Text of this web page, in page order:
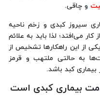
و چاقی.
سیروز کبدی و زخم ناحیه
می‌افتد؛ لذا باید به علائم
از این راهکارها تشخیص از
به حالتی ملتهب و قرمز
کبد باشد.
بیماری کبدی است